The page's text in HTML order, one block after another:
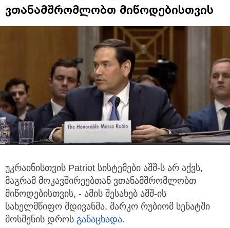
ვთანამშრომლობთ მიწოდებისთვის
უკრაინისთვის Patriot სისტემები აშშ-ს არ აქვს,
მაგრამ მოკავშირეებთან ვთანამშრომლობთ
მიწოდებისთვის, - ამის შესახებ აშშ-ის
სახელმწიფო მდივანმა, მარკო რუბიომ სენატში
მოსმენის დროს განაცხადა.